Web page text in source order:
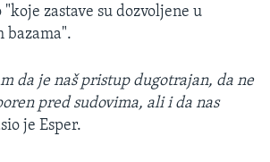
zastave su dozvoljene u
bazama".
da je naš pristup dugotrajan, da ne
pred sudovima, ali i da nas
je Esper.